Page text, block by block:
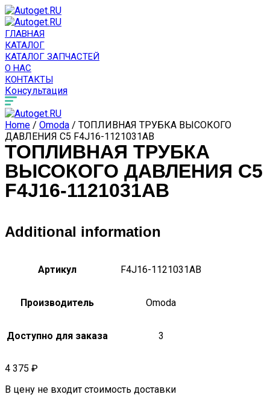
ГЛАВНАЯ
КАТАЛОГ
КАТАЛОГ ЗАПЧАСТЕЙ
О НАС
КОНТАКТЫ
Консультация
Home / Omoda / ТОПЛИВНАЯ ТРУБКА ВЫСОКОГО
ДАВЛЕНИЯ C5 F4J16-1121031AB
ТОПЛИВНАЯ ТРУБКА
ВЫСОКОГО ДАВЛЕНИЯ C5
F4J16-1121031AB
Additional information
Артикул F4J16-1121031AB
Производитель Omoda
Доступно для заказа 3
4 375 ₽
В цену не входит стоимость доставки